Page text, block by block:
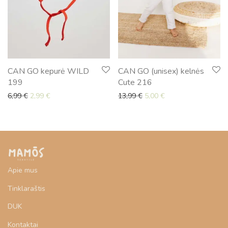
CAN GO kepurė WILD
199
6,99€ Original price was: 6,99 €.
2,99 € Current price is: 2,99 €.
CAN GO (unisex) kelnės
Cute 216
13,99€ Original price was: 13,99
5,00 €
Apie mus
Tinklaraštis
DUK
Kontaktai